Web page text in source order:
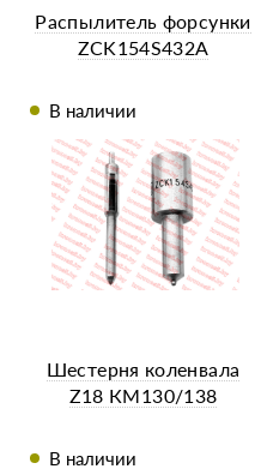
Распылитель форсунки
ZCK154S432A
В наличии
Шестерня коленвала
Z18 КМ130/138
В наличии